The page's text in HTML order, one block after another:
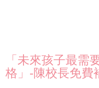
「未來孩子最需
格」-陳校長免費